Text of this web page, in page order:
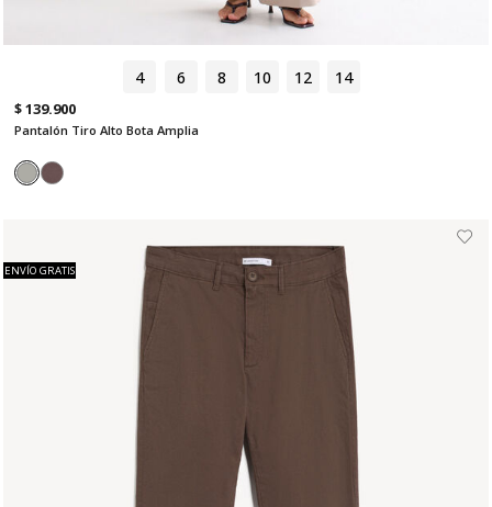
4 6 8 10 12 14
$ 139.900
Pantalón Tiro Alto Bota Amplia
ENVÍO GRATIS